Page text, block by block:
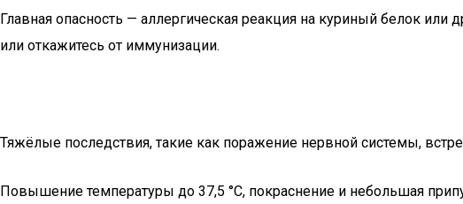
Главная опасность — аллергическая реакция на куриный белок
или откажитесь от иммунизации.
Тяжёлые последствия, такие как поражение нервной системы,
Повышение температуры до 37,5 °С, покраснение и небольшая